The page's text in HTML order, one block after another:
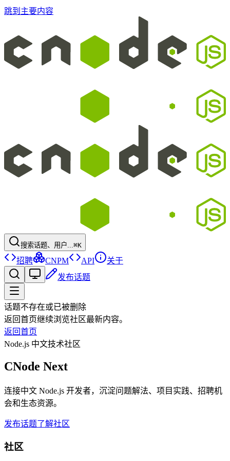
跳到主要内容
搜索话题、用户...⌘K
招聘 CNPM API
关于
发布话题
话题不存在或已被删除
返回首页继续浏览社区最新内容。
返回首页
Node.js 中文技术社区
CNode Next
连接中文 Node.js 开发者，沉淀问题解法、项目实践、招聘机
会和生态资源。
发布话题了解社区
社区